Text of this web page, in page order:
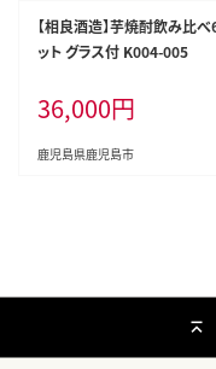
【相良酒造】芋焼酎飲み比
ット グラス付 K004-005
36,000円
鹿児島県鹿児島市